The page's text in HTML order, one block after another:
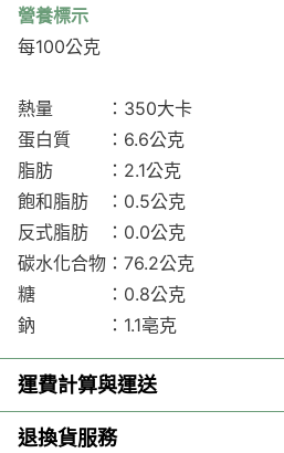
營養標示
每100公克
熱量 ：350大卡
蛋白質 ：6.6公克
脂肪 ：2.1公克
飽和脂肪 ：0.5公克
反式脂肪 ：0.0公克
碳水化合物：76.2公克
糖 ：0.8公克
鈉 ：1.1亳克
運費計算與運送
退換貨服務